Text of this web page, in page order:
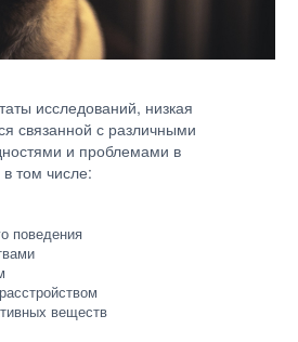
исследований, низкая
связанной с различными
и проблемами в
том числе:
поведения
веществ